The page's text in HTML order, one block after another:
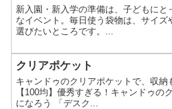
新入園・新入学の準備は、子どもにと
なイベント。毎日使う袋物は、サイ
選びたいところです。...
クリアポケット
キャンドゥのクリアポケットで、収納
【100均】優秀すぎる！キャンドゥの
になろう 「デスク...